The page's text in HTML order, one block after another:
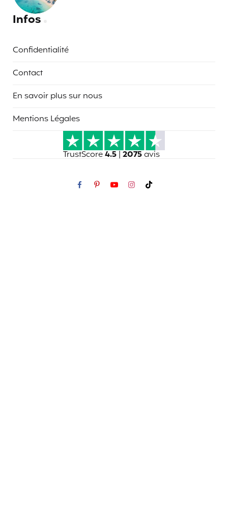
Infos
Confidentialité
Contact
En savoir plus sur nous
Mentions Légales
TrustScore4.5 | 2075avis